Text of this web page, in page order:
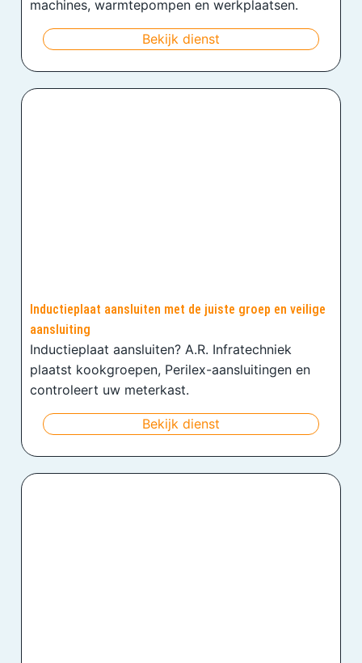
machines, warmtepompen en werkplaatsen.
Bekijk dienst
Inductieplaat aansluiten met de juiste groep en veilige
aansluiting
Inductieplaat aansluiten? A.R. Infratechniek
plaatst kookgroepen, Perilex-aansluitingen en
controleert uw meterkast.
Bekijk dienst